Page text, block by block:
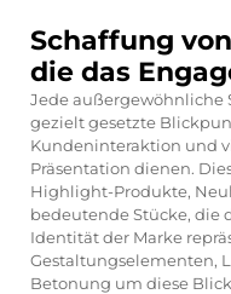
Schaffung
die das
Jede außergewöhnliche
gezielt gesetzte
Kundeninteraktion und
Präsentation dienen.
Highlight-Produkte,
bedeutende Stücke, die
Identität der Marke
Gestaltungselementen,
Betonung um diese